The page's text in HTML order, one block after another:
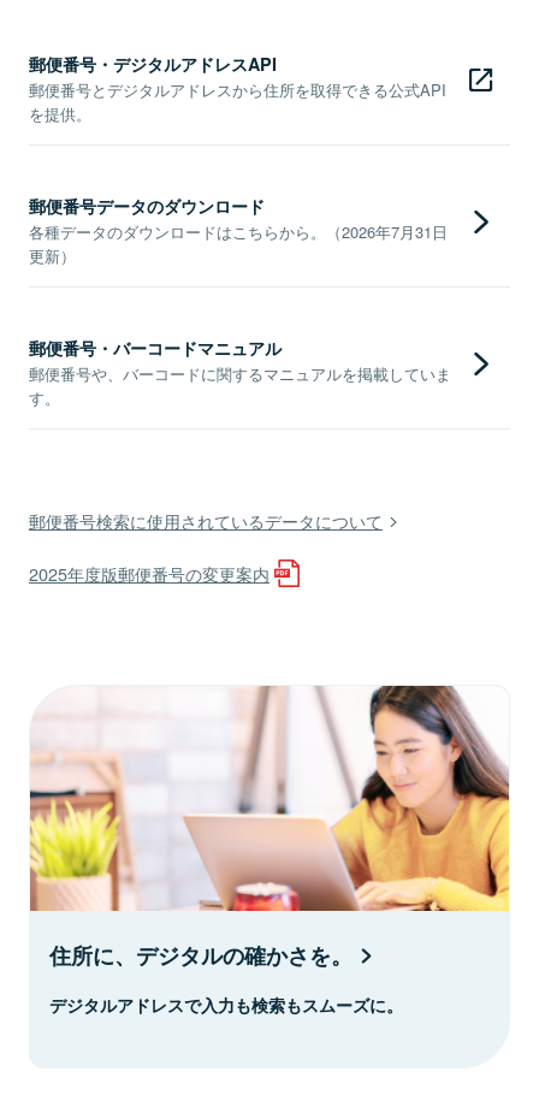
郵便番号・デジタルアドレスAPI
郵便番号とデジタルアドレスから住所を取得できる公式API
を提供。
郵便番号データのダウンロード
各種データのダウンロードはこちらから。（2026年7月31日
更新）
郵便番号・バーコードマニュアル
郵便番号や、バーコードに関するマニュアルを掲載していま
す。
郵便番号検索に使用されているデータについて
2025年度版郵便番号の変更案内
住所に、デジタルの確かさを。
デジタルアドレスで入力も検索もスムーズに。